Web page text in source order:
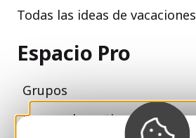
Todas las ideas de vacaciones
Espacio Pro
Grupos
Pausas deportivas